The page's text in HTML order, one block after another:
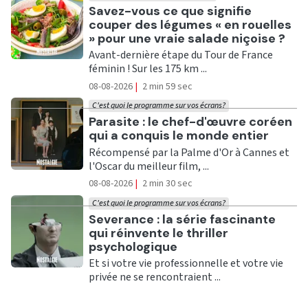
Ecouter
Savez-vous ce que signifie
couper des légumes « en rouelles
» pour une vraie salade niçoise ?
Avant-dernière étape du Tour de France
féminin ! Sur les 175 km ...
08-08-2026 | 2 min 59 sec
Ecouter
Parasite : le chef-d'œuvre coréen
qui a conquis le monde entier
C'est quoi le programme sur vos écrans?
Récompensé par la Palme d'Or à Cannes et
l'Oscar du meilleur film, ...
08-08-2026 | 2 min 30 sec
Ecouter
Severance : la série fascinante
qui réinvente le thriller
psychologique
C'est quoi le programme sur vos écrans?
Et si votre vie professionnelle et votre vie
privée ne se rencontraient ...